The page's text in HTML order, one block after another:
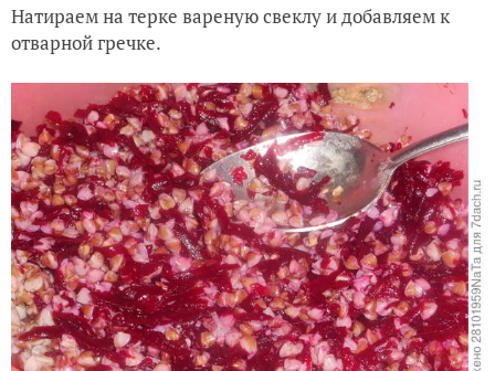
Натираем на терке вареную свеклу и добавляем к
отварной гречке.